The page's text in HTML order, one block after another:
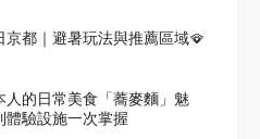
京都｜避暑玩法與推薦區域🪭
人的日常美食「蕎麥麵」魅
體驗設施一次掌握